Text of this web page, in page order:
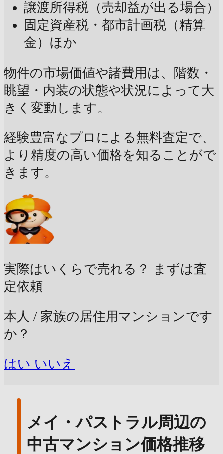
譲渡所得税（売却益が出る場合）
固定資産税・都市計画税（精算
金）ほか
物件の市場価値や諸費用は、階数・
眺望・内装の状態や状況によって大
きく変動します。
経験豊富なプロによる無料査定で、
より精度の高い価格を知ることがで
きます。
実際はいくらで売れる？
まずは査
定依頼
本人 / 家族の居住用マンションです
か？
はい いいえ
メイ・パストラル周辺の
中古マンション価格推移